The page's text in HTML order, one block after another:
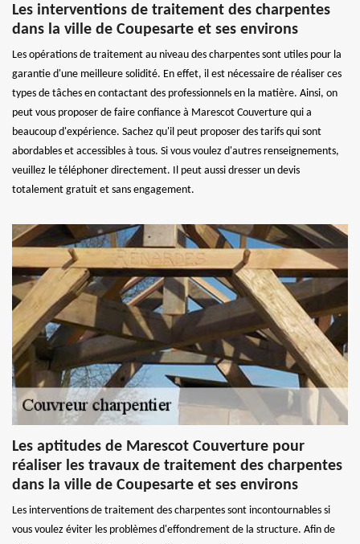
Les interventions de traitement des charpentes
dans la ville de Coupesarte et ses environs
Les opérations de traitement au niveau des charpentes sont utiles pour la
garantie d'une meilleure solidité. En effet, il est nécessaire de réaliser ces
types de tâches en contactant des professionnels en la matière. Ainsi, on
peut vous proposer de faire confiance à Marescot Couverture qui a
beaucoup d'expérience. Sachez qu'il peut proposer des tarifs qui sont
abordables et accessibles à tous. Si vous voulez d'autres renseignements,
veuillez le téléphoner directement. Il peut aussi dresser un devis
totalement gratuit et sans engagement.
Les aptitudes de Marescot Couverture pour
réaliser les travaux de traitement des charpentes
dans la ville de Coupesarte et ses environs
Les interventions de traitement des charpentes sont incontournables si
vous voulez éviter les problèmes d'effondrement de la structure. Afin de